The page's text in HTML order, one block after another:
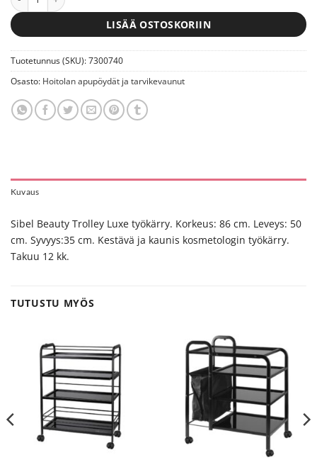
LISÄÄ OSTOSKORIIN
Tuotetunnus (SKU): 7300740
Osasto: Hoitolan apupöydät ja tarvikevaunut
Kuvaus
Sibel Beauty Trolley Luxe työkärry. Korkeus: 86 cm. Leveys: 50
cm. Syvyys:35 cm. Kestävä ja kaunis kosmetologin työkärry.
Takuu 12 kk.
TUTUSTU MYÖS